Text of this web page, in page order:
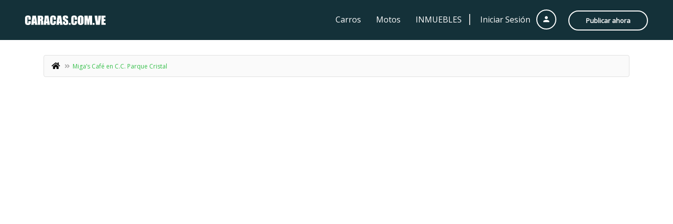
Iniciar Sesión Publicar ahora
Carros Motos INMUEBLES
Miga’s Café en C.C. Parque Cristal